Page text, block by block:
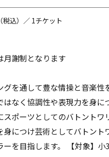
（税込）／ 1チケット
月謝制となります
グを通して豊な情操と音楽性
はなく協調性や表現力を身に
スポーツとしてのバトントワ
身につけ芸術としてバトント
ーを目指します。 【対象】小